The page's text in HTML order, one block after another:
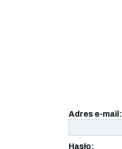
Adres e-mail:
Hasło: